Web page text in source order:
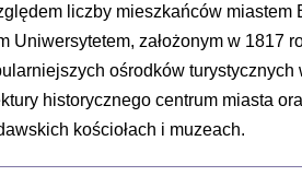
liczby mieszkańców
Uniwersytetem, założonym w 1817
ośrodków
historycznego centrum miasta
kościołach i muzeach.